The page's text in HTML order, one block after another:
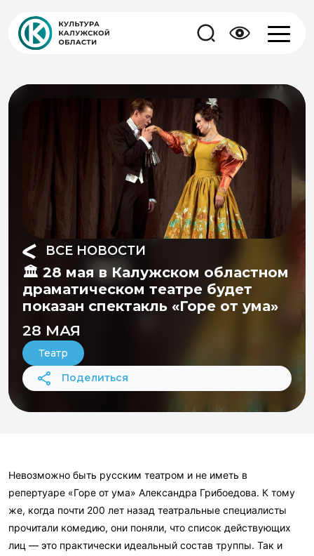
ВСЕ НОВОСТИ
🏛️ 28 мая в Калужском областном
драматическом театре будет
показан спектакль «Горе от ума»
28 МАЯ
Театр
Поделиться
Невозможно быть русским театром и не иметь в
репертуаре «Горе от ума» Александра Грибоедова. К тому
же, когда почти 200 лет назад театральные специалисты
прочитали комедию, они поняли, что список действующих
лиц — это практически идеальный состав труппы. Так и